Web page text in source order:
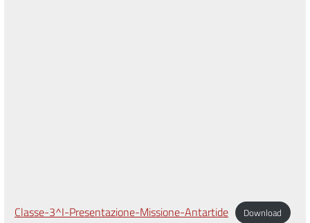
Classe-3^I-Presentazione-Missione-Antartide Download